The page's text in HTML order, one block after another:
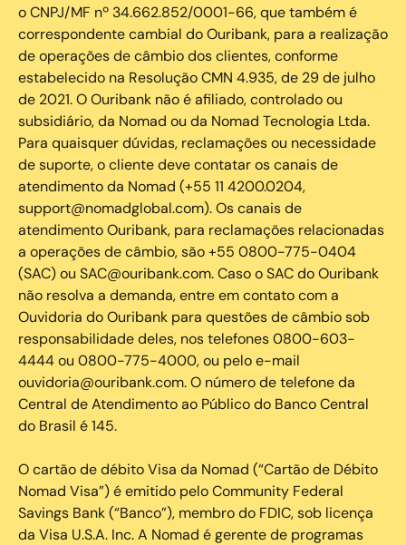
o CNPJ/MF nº 34.662.852/0001-66, que também é
correspondente cambial do Ouribank, para a realização
de operações de câmbio dos clientes, conforme
estabelecido na Resolução CMN 4.935, de 29 de julho
de 2021. O Ouribank não é afiliado, controlado ou
subsidiário, da Nomad ou da Nomad Tecnologia Ltda.
Para quaisquer dúvidas, reclamações ou necessidade
de suporte, o cliente deve contatar os canais de
atendimento da Nomad (+55 11 4200.0204,
support@nomadglobal.com). Os canais de
atendimento Ouribank, para reclamações relacionadas
a operações de câmbio, são +55 0800-775-0404
(SAC) ou SAC@ouribank.com. Caso o SAC do Ouribank
não resolva a demanda, entre em contato com a
Ouvidoria do Ouribank para questões de câmbio sob
responsabilidade deles, nos telefones 0800-603-
4444 ou 0800-775-4000, ou pelo e-mail
ouvidoria@ouribank.com. O número de telefone da
Central de Atendimento ao Público do Banco Central
do Brasil é 145.
O cartão de débito Visa da Nomad (“Cartão de Débito
Nomad Visa”) é emitido pelo Community Federal
Savings Bank (“Banco”), membro do FDIC, sob licença
da Visa U.S.A. Inc. A Nomad é gerente de programas